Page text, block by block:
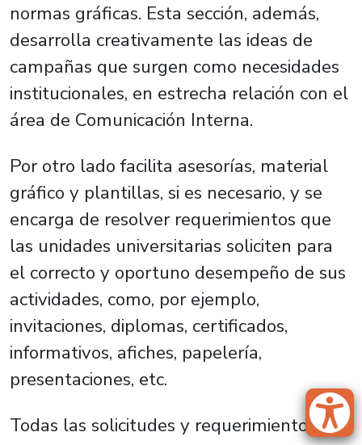
normas gráficas. Esta sección, además,
desarrolla creativamente las ideas de
campañas que surgen como necesidades
institucionales, en estrecha relación con el
área de Comunicación Interna.
Por otro lado facilita asesorías, material
gráfico y plantillas, si es necesario, y se
encarga de resolver requerimientos que
las unidades universitarias soliciten para
el correcto y oportuno desempeño de sus
actividades, como, por ejemplo,
invitaciones, diplomas, certificados,
informativos, afiches, papelería,
presentaciones, etc.
Todas las solicitudes y requerimientos se